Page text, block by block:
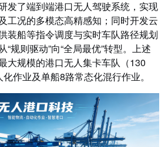
发了端到端港口无人驾驶系统，实现
工况的多模态高精感知；同时开发云
装船等指令调度与实时车队路径规划
规则驱动”向“全局最优”转型。上述
大规模的港口无人集卡车队（130
作业及单船8路常态化混行作业。